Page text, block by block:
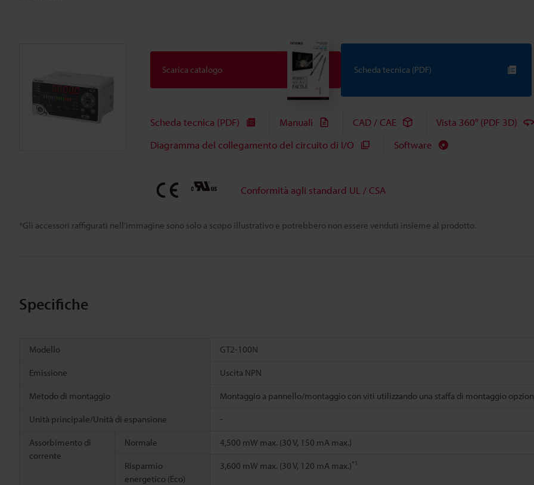
*Gli accessori raffigurati nell'immagine sono solo a scopo illustrativo e potrebbero non essere venduti insieme al prodotto.
Scarica catalogo Scheda tecnica (PDF)
Scheda tecnica (PDF) Manuali CAD / CAE
Vista 360° (PDF 3D)
Diagramma del collegamento del circuito di I/O
Software
Conformità agli standard UL / CSA
Specifiche
Modello GT2-100N
Emissione Uscita NPN
Metodo di montaggio Montaggio a pannello/montaggio con viti utilizzando una staffa di montaggio
Unità principale/Unità di espansione -
Assorbimento di
corrente
Normale 4,500 mW max. (30 V, 150 mA max.)
Risparmio
energetico (Eco)
3,600 mW max. (30 V, 120 mA max.)*1